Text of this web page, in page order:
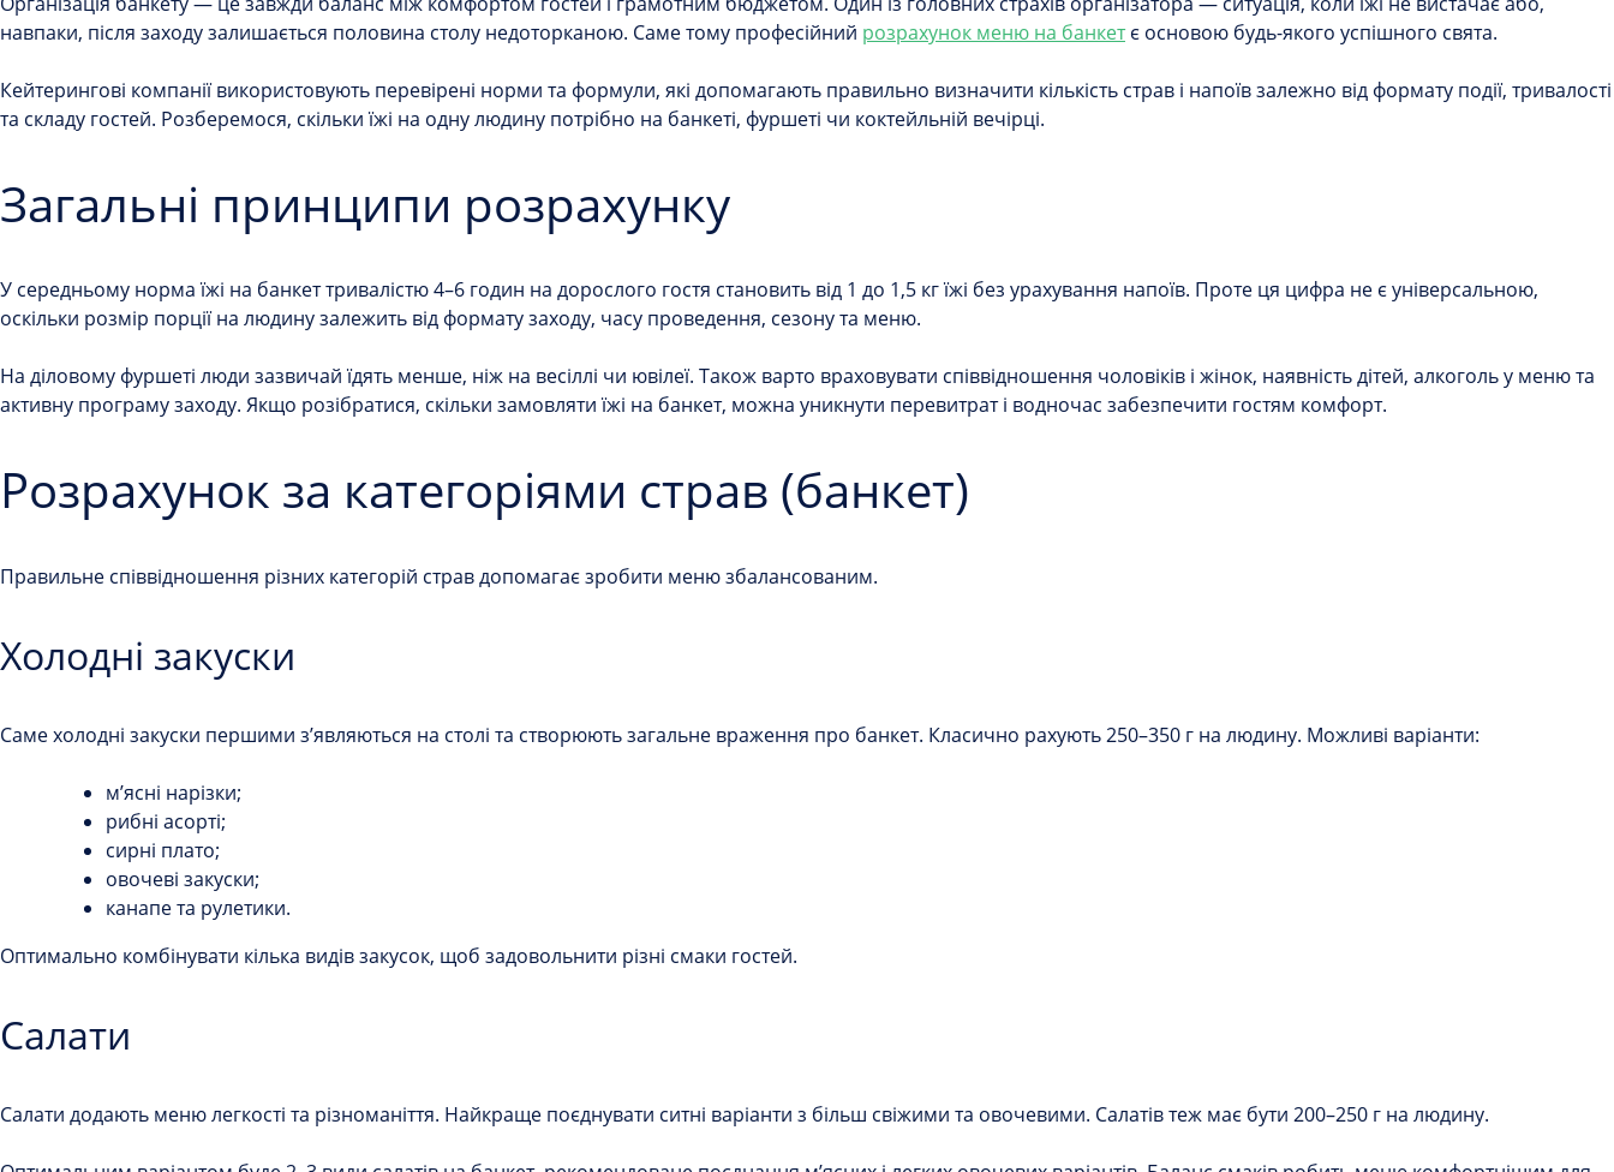
навпаки, після заходу залишається половина столу недоторканою. Саме тому професійний розрахунок меню на банкетє основою будь-якого успішного свята.
Кейтерингові компанії використовують перевірені норми та формули, які допомагають правильно визначити кількість страв і напоїв залежно від формату події, тривалості
та складу гостей. Розберемося, скільки їжі на одну людину потрібно на банкеті, фуршеті чи коктейльній вечірці.
Загальні принципи розрахунку
У середньому норма їжі на банкет тривалістю 4–6 годин на дорослого гостя становить від 1 до 1,5 кг їжі без урахування напоїв. Проте ця цифра не є універсальною,
оскільки розмір порції на людину залежить від формату заходу, часу проведення, сезону та меню.
На діловому фуршеті люди зазвичай їдять менше, ніж на весіллі чи ювілеї. Також варто враховувати співвідношення чоловіків і жінок, наявність дітей, алкоголь у меню та
активну програму заходу. Якщо розібратися, скільки замовляти їжі на банкет, можна уникнути перевитрат і водночас забезпечити гостям комфорт.
Розрахунок за категоріями страв (банкет)
Правильне співвідношення різних категорій страв допомагає зробити меню збалансованим.
Холодні закуски
Саме холодні закуски першими з’являються на столі та створюють загальне враження про банкет. Класично рахують 250–350 г на людину. Можливі варіанти:
м’ясні нарізки;
рибні асорті;
сирні плато;
овочеві закуски;
канапе та рулетики.
Оптимально комбінувати кілька видів закусок, щоб задовольнити різні смаки гостей.
Салати
Салати додають меню легкості та різноманіття. Найкраще поєднувати ситні варіанти з більш свіжими та овочевими. Салатів теж має бути 200–250 г на людину.